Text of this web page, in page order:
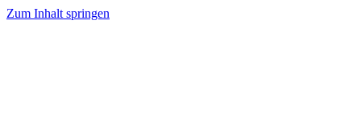
Zum Inhalt springen